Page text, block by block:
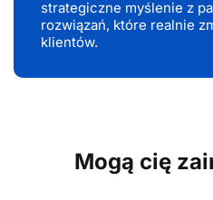
strategiczne myślenie z
rozwiązań, które realnie
klientów.
Mogą cię